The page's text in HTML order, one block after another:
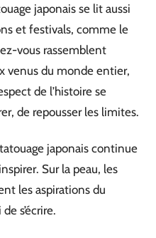
japonais se lit aussi
et festivals, comme le
vous rassemblent
venus du monde entier,
de l’histoire se
de repousser les limites.
japonais continue
Sur la peau, les
les aspirations du
s’écrire.